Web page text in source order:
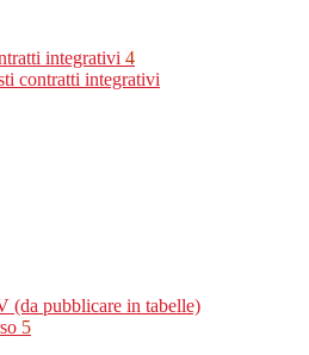
integrativi 4
contratti integrativi
(da pubblicare in tabelle)
5